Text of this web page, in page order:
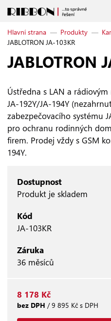
Hlavní strana — Produkty —
JABLOTRON JA-103KR
JABLOTRON
Ústředna s LAN a
JA-192Y/JA-194Y
zabezpečovacího systému
pro ochranu rodinných
firem. Prodej vždy s GSM
194Y.
Dostupnost
Produkt je skladem
Kód
JA-103KR
Záruka
36 měsíců
8 178 Kč
bez DPH / 9 895 Kč s DPH